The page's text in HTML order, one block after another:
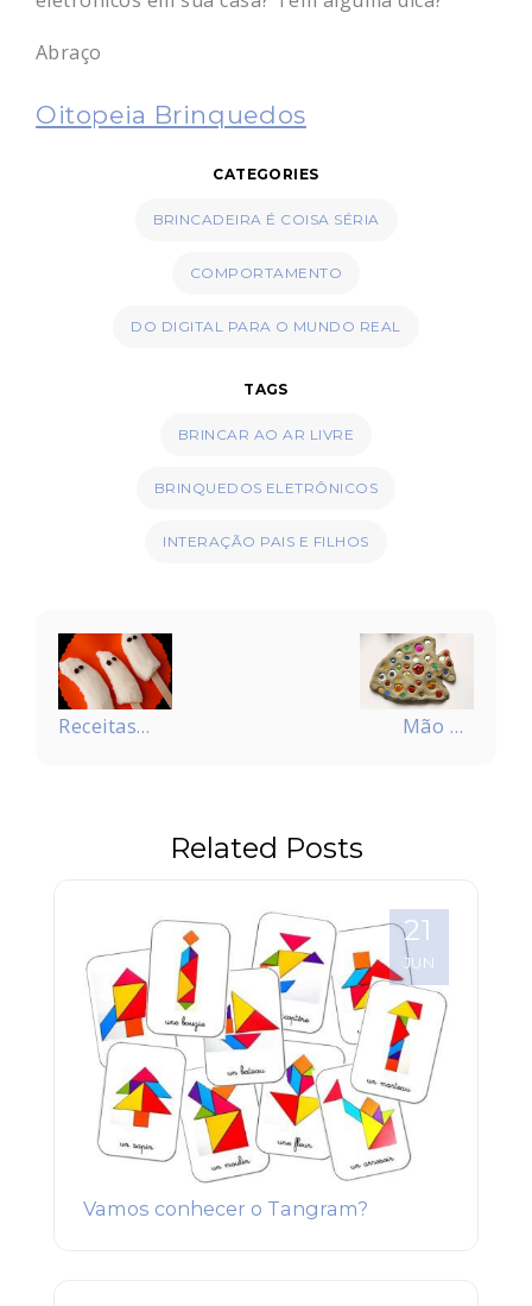
Abraço
Oitopeia Brinquedos
CATEGORIES
BRINCADEIRA É COISA SÉRIA
COMPORTAMENTO
DO DIGITAL PARA O MUNDO REAL
TAGS
BRINCAR AO AR LIVRE
BRINQUEDOS ELETRÔNICOS
INTERAÇÃO PAIS E FILHOS
Navegação
de
Post
Receitas
Mão na
Related Posts
21
JUN
Vamos conhecer o Tangram?